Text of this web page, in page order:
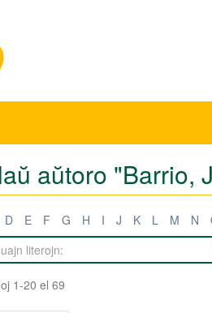
aŭtoro "Barrio,
D E F G H I J K L M N
1-20 el 69